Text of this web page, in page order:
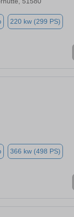
220 kw (299 PS)
366 kw (498 PS)